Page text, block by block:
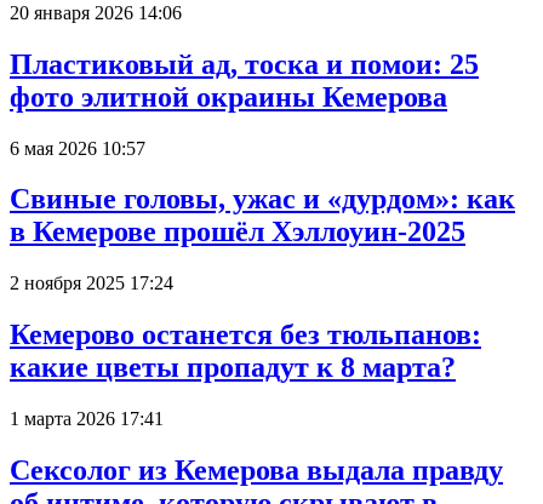
20 января 2026 14:06
Пластиковый ад, тоска и помои: 25
фото элитной окраины Кемерова
6 мая 2026 10:57
Свиные головы, ужас и «дурдом»: как
в Кемерове прошёл Хэллоуин-2025
2 ноября 2025 17:24
Кемерово останется без тюльпанов:
какие цветы пропадут к 8 марта?
1 марта 2026 17:41
Сексолог из Кемерова выдала правду